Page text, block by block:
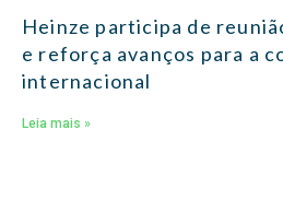
Heinze participa de
e reforça avanços para a
internacional
Leia mais »